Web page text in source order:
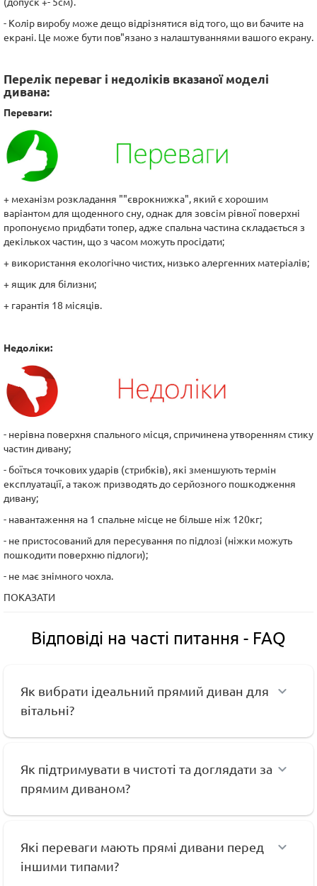
(допуск +- 5см).
- Колір виробу може дещо відрізнятися від того, що ви бачите на
екрані. Це може бути пов"язано з налаштуваннями вашого екрану.
Перелік переваг і недоліків вказаної моделі
дивана:
Переваги:
+ механізм розкладання ""єврокнижка", який є хорошим
варіантом для щоденного сну, однак для зовсім рівної поверхні
пропонуємо придбати топер, адже спальна частина складається з
декількох частин, що з часом можуть просідати;
+ використання екологічно чистих, низько алергенних матеріалів;
+ ящик для білизни;
+ гарантія 18 місяців.
Недоліки:
- нерівна поверхня спального місця, спричинена утворенням стику
частин дивану;
- боїться точкових ударів (стрибків), які зменшують термін
експлуатації, а також призводять до серйозного пошкодження
дивану;
- навантаження на 1 спальне місце не більше ніж 120кг;
- не пристосований для пересування по підлозі (ніжки можуть
пошкодити поверхню підлоги);
- не має знімного чохла.
ПОКАЗАТИ
Відповіді на часті питання - FAQ
Як вибрати ідеальний прямий диван для
вітальні?
Як підтримувати в чистоті та доглядати за
прямим диваном?
Які переваги мають прямі дивани перед
іншими типами?